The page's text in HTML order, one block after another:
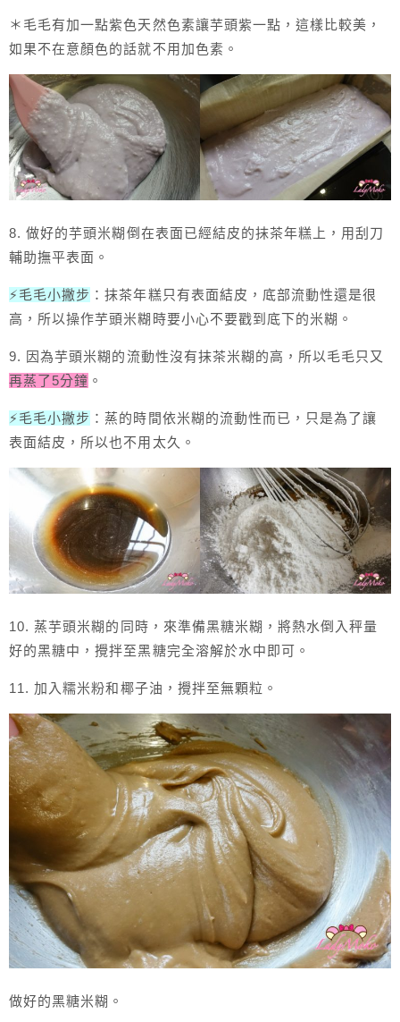
＊毛毛有加一點紫色天然色素讓芋頭紫一點，這樣比較美，
如果不在意顏色的話就不用加色素。
8. 做好的芋頭米糊倒在表面已經結皮的抹茶年糕上，用刮刀
輔助撫平表面。
⚡毛毛小撇步 ：抹茶年糕只有表面結皮，底部流動性還是很
高，所以操作芋頭米糊時要小心不要戳到底下的米糊。
9. 因為芋頭米糊的流動性沒有抹茶米糊的高，所以毛毛只又
再蒸了5分鐘 。
⚡毛毛小撇步 ：蒸的時間依米糊的流動性而已，只是為了讓
表面結皮，所以也不用太久。
10. 蒸芋頭米糊的同時，來準備黑糖米糊，將熱水倒入秤量
好的黑糖中，攪拌至黑糖完全溶解於水中即可。
11. 加入糯米粉和椰子油，攪拌至無顆粒。
做好的黑糖米糊。